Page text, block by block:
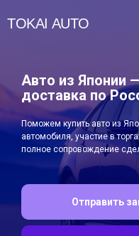
TOKAI AUTO
Авто из Японии
доставка по
Поможем купить авто из
автомобиля, участие в
полное сопровождение
Отправить